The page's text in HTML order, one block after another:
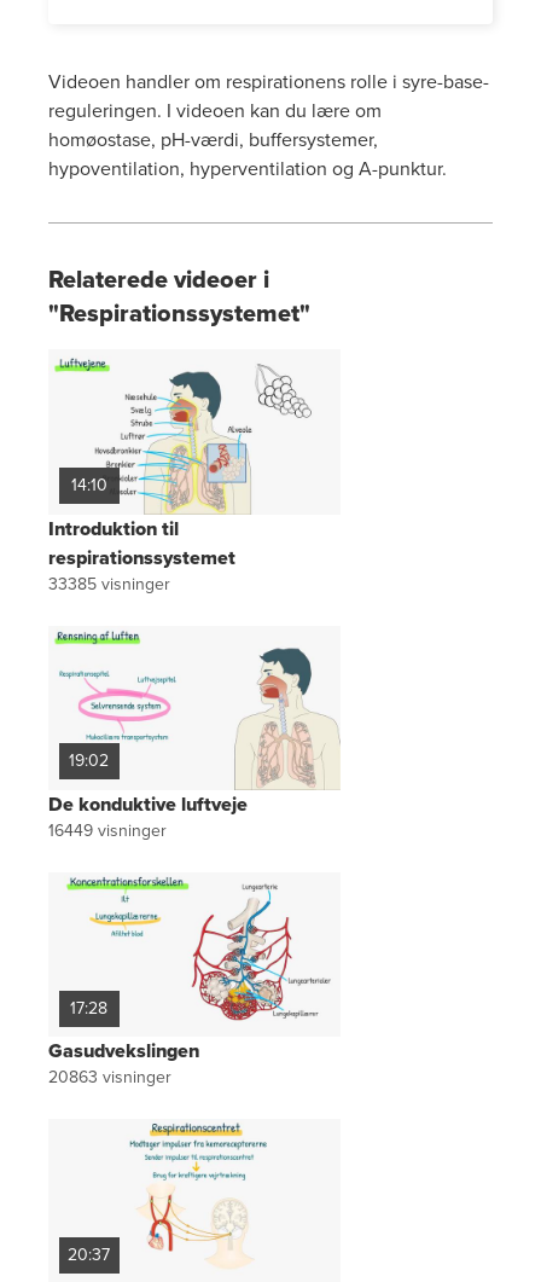
Videoen handler om respirationens rolle i syre-base-
reguleringen. I videoen kan du lære om
homøostase, pH-værdi, buffersystemer,
hypoventilation, hyperventilation og A-punktur.
Relaterede videoer i
"Respirationssystemet"
14:10
Introduktion til
respirationssystemet
33385visninger
19:02
De konduktive luftveje
16449visninger
17:28
Gasudvekslingen
20863 visninger
20:37